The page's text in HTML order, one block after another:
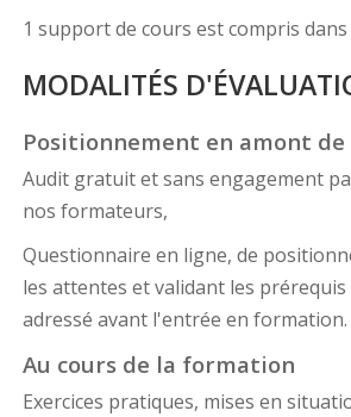
1 support de cours est compris
MODALITÉS
Positionnement en amont
Audit gratuit et sans engagement
nos formateurs,
Questionnaire en ligne, de
les attentes et validant les prérequis
adressé avant l'entrée en formation.
Au cours de la formation
Exercices pratiques, mises en